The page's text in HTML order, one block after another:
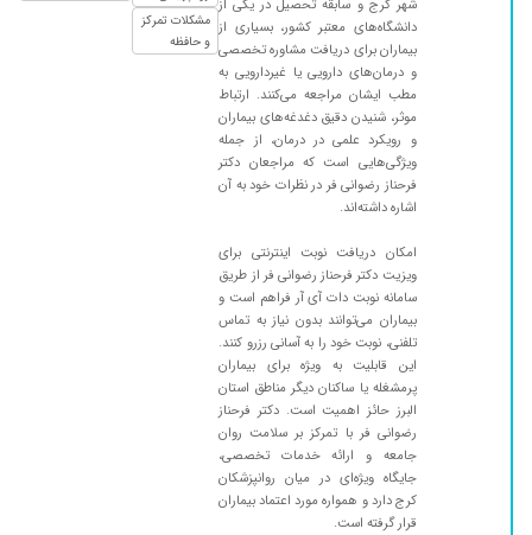
شهر کرج و سابقه تحصیل در یکی از
دانشگاه‌های معتبر کشور، بسیاری از
بیماران برای دریافت مشاوره تخصصی
و درمان‌های دارویی یا غیردارویی به
مطب ایشان مراجعه می‌کنند. ارتباط
موثر، شنیدن دقیق دغدغه‌های بیماران
و رویکرد علمی در درمان، از جمله
ویژگی‌هایی است که مراجعان دکتر
فرحناز رضوانی فر در نظرات خود به آن
اشاره داشته‌اند.
امکان دریافت نوبت اینترنتی برای
ویزیت دکتر فرحناز رضوانی فر از طریق
سامانه نوبت دات آی آر فراهم است و
بیماران می‌توانند بدون نیاز به تماس
تلفنی، نوبت خود را به آسانی رزرو کنند.
این قابلیت به ویژه برای بیماران
پرمشغله یا ساکنان دیگر مناطق استان
البرز حائز اهمیت است. دکتر فرحناز
رضوانی فر با تمرکز بر سلامت روان
جامعه و ارائه خدمات تخصصی،
جایگاه ویژه‌ای در میان روانپزشکان
کرج دارد و همواره مورد اعتماد بیماران
قرار گرفته است.
مشکلات تمرکز
و حافظه